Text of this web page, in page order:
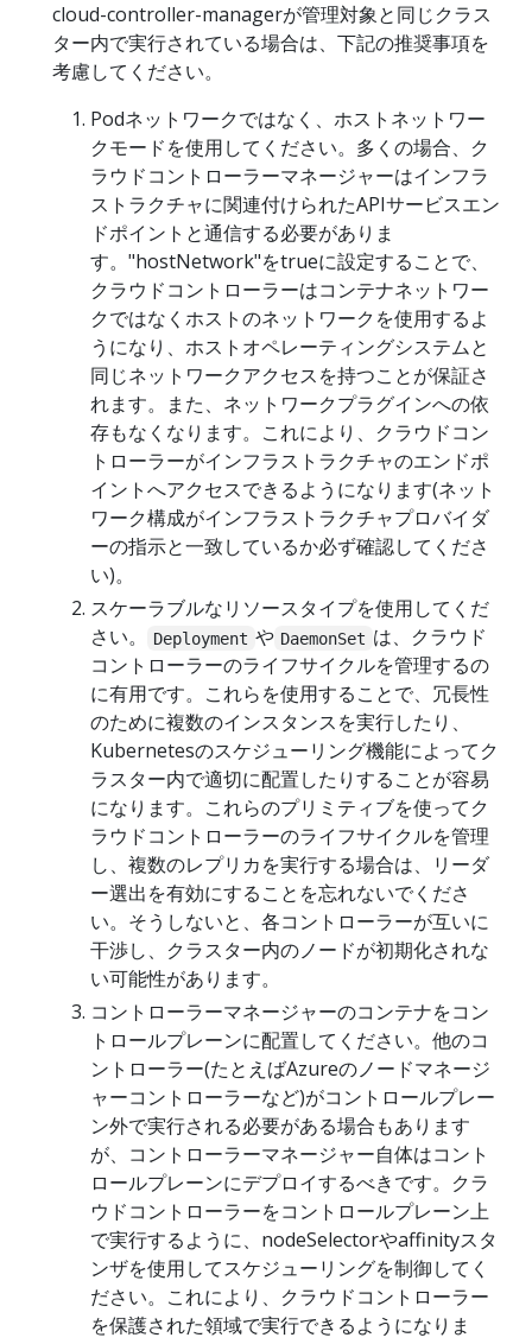
cloud-controller-managerが管理対象と同じクラス
ター内で実行されている場合は、下記の推奨事項を
考慮してください。
Podネットワークではなく、ホストネットワー
クモードを使用してください。多くの場合、ク
ラウドコントローラーマネージャーはインフラ
ストラクチャに関連付けられたAPIサービスエン
ドポイントと通信する必要がありま
す。"hostNetwork"をtrueに設定することで、
クラウドコントローラーはコンテナネットワー
クではなくホストのネットワークを使用するよ
うになり、ホストオペレーティングシステムと
同じネットワークアクセスを持つことが保証さ
れます。また、ネットワークプラグインへの依
存もなくなります。これにより、クラウドコン
トローラーがインフラストラクチャのエンドポ
イントへアクセスできるようになります(ネット
ワーク構成がインフラストラクチャプロバイダ
ーの指示と一致しているか必ず確認してくださ
い)。
スケーラブルなリソースタイプを使用してくだ
さい。
Deployment や DaemonSet は、クラウド
コントローラーのライフサイクルを管理するの
に有用です。これらを使用することで、冗長性
のために複数のインスタンスを実行したり、
Kubernetesのスケジューリング機能によってク
ラスター内で適切に配置したりすることが容易
になります。これらのプリミティブを使ってク
ラウドコントローラーのライフサイクルを管理
し、複数のレプリカを実行する場合は、リーダ
ー選出を有効にすることを忘れないでくださ
い。そうしないと、各コントローラーが互いに
干渉し、クラスター内のノードが初期化されな
い可能性があります。
コントローラーマネージャーのコンテナをコン
トロールプレーンに配置してください。他のコ
ントローラー(たとえばAzureのノードマネージ
ャーコントローラーなど)がコントロールプレー
ン外で実行される必要がある場合もあります
が、コントローラーマネージャー自体はコント
ロールプレーンにデプロイするべきです。クラ
ウドコントローラーをコントロールプレーン上
で実行するように、nodeSelectorやaffinityスタ
ンザを使用してスケジューリングを制御してく
ださい。これにより、クラウドコントローラー
を保護された領域で実行できるようになりま